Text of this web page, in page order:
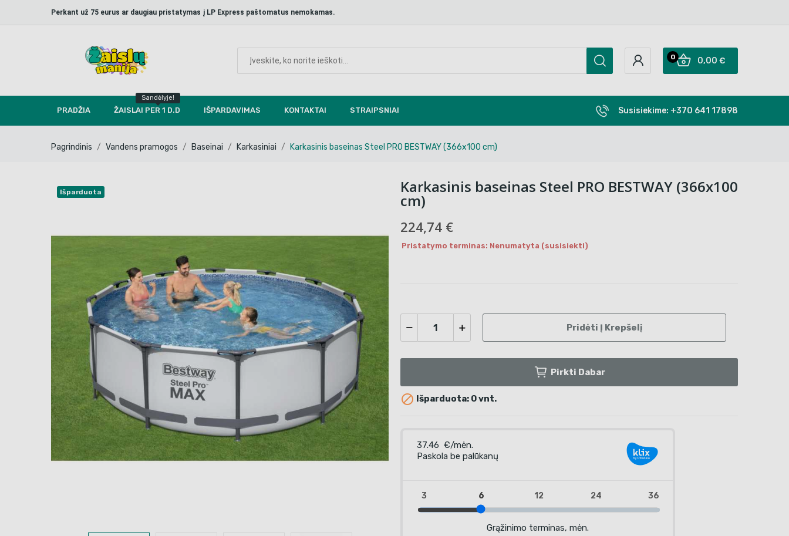
Perkant už 75 eurus ar daugiau pristatymas į LP Express paštomatus nemokamas.
0,00 €
0
PRADŽIA ŽAISLAI PER 1 D.D
Sandėlyje!
IŠPARDAVIMAS KONTAKTAI STRAIPSNIAI Susisiekime: +370 641 17898
Pagrindinis Vandens pramogos Baseinai Karkasiniai Karkasinis baseinas Steel PRO BESTWAY (366x100 cm)
Išparduota Karkasinis baseinas Steel PRO BESTWAY (366x100
cm)
224,74 €
Pristatymo terminas: Nenumatyta (susisiekti)
Pridėti Į Krepšelį
Pirkti Dabar
 Išparduota: 0 vnt.